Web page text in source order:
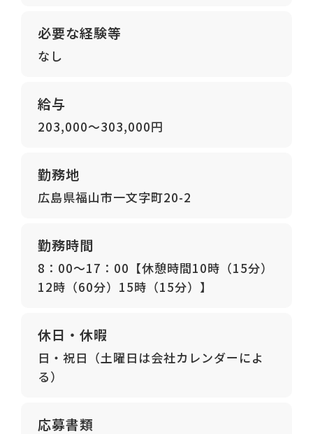
必要な経験等
なし
給与
203,000～303,000円
勤務地
広島県福山市一文字町20-2
勤務時間
8：00～17：00【休憩時間10時（15分）
12時（60分）15時（15分）】
休日・休暇
日・祝日（土曜日は会社カレンダーによ
る）
応募書類